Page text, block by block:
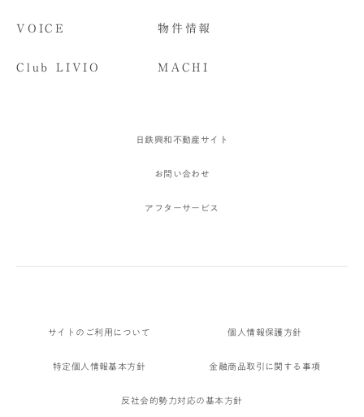
VOICE 物件情報
Club LIVIO MACHI
日鉄興和不動産サイト
お問い合わせ
アフターサービス
サイトのご利用について 個人情報保護方針
特定個人情報基本方針 金融商品取引に関する事項
反社会的勢力対応の基本方針